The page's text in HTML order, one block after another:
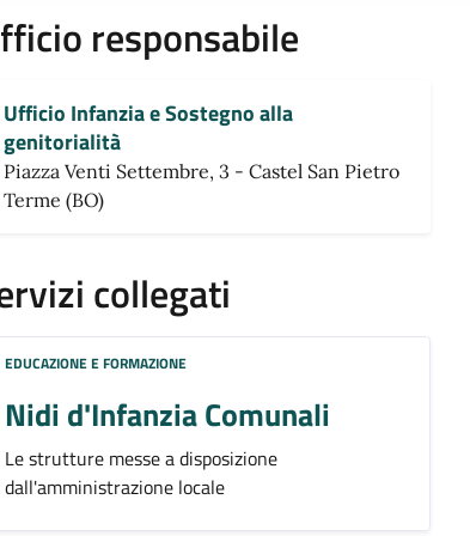
responsabile
Ufficio Infanzia e Sostegno alla
genitorialità
Piazza Venti Settembre, 3 - Castel San Pietro
Terme (BO)
collegati
EDUCAZIONE E FORMAZIONE
Nidi d'Infanzia Comunali
Le strutture messe a disposizione
dall'amministrazione locale